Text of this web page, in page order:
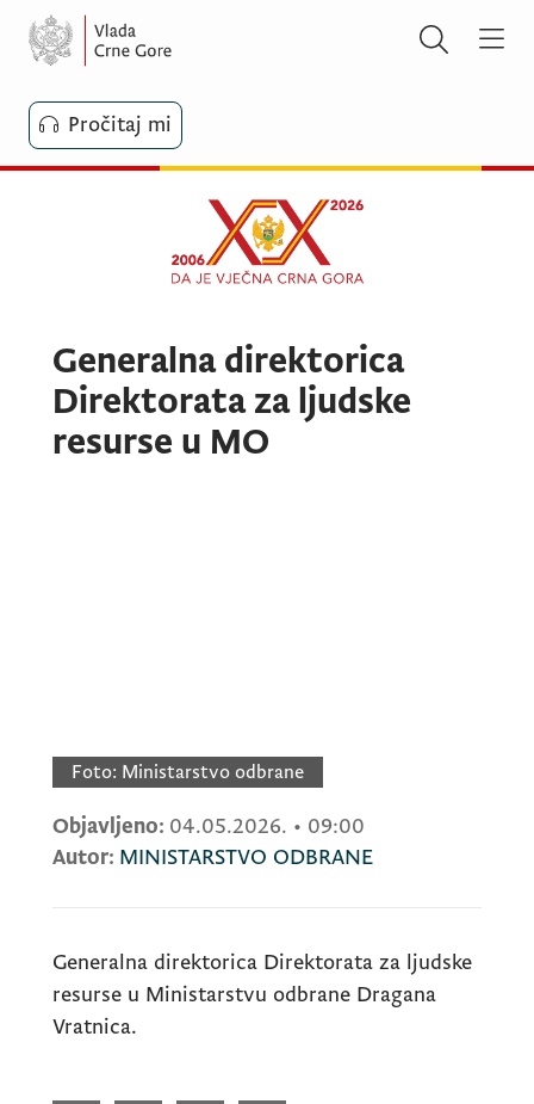
Pročitaj mi
Generalna direktorica
Direktorata za ljudske
resurse u MO
Foto: Ministarstvo odbrane
Objavljeno: 04.05.2026. • 09:00
Autor: MINISTARSTVO ODBRANE
Generalna direktorica Direktorata za ljudske
resurse u Ministarstvu odbrane Dragana
Vratnica.